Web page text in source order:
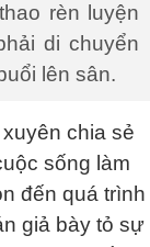
rèn luyện
di chuyển
lên sân.